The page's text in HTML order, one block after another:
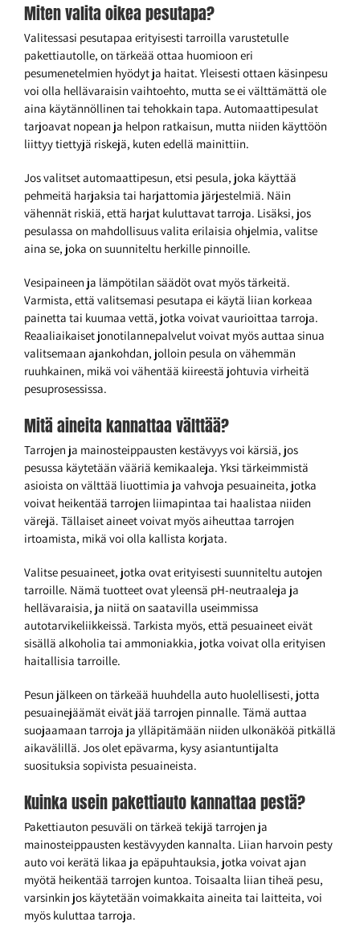
Miten valita oikea pesutapa?
Valitessasi pesutapaa erityisesti tarroilla varustetulle
pakettiautolle, on tärkeää ottaa huomioon eri
pesumenetelmien hyödyt ja haitat. Yleisesti ottaen käsinpesu
voi olla hellävaraisin vaihtoehto, mutta se ei välttämättä ole
aina käytännöllinen tai tehokkain tapa. Automaattipesulat
tarjoavat nopean ja helpon ratkaisun, mutta niiden käyttöön
liittyy tiettyjä riskejä, kuten edellä mainittiin.
Jos valitset automaattipesun, etsi pesula, joka käyttää
pehmeitä harjaksia tai harjattomia järjestelmiä. Näin
vähennät riskiä, että harjat kuluttavat tarroja. Lisäksi, jos
pesulassa on mahdollisuus valita erilaisia ohjelmia, valitse
aina se, joka on suunniteltu herkille pinnoille.
Vesipaineen ja lämpötilan säädöt ovat myös tärkeitä.
Varmista, että valitsemasi pesutapa ei käytä liian korkeaa
painetta tai kuumaa vettä, jotka voivat vaurioittaa tarroja.
Reaaliaikaiset jonotilannepalvelut voivat myös auttaa sinua
valitsemaan ajankohdan, jolloin pesula on vähemmän
ruuhkainen, mikä voi vähentää kiireestä johtuvia virheitä
pesuprosessissa.
Mitä aineita kannattaa välttää?
Tarrojen ja mainosteippausten kestävyys voi kärsiä, jos
pesussa käytetään vääriä kemikaaleja. Yksi tärkeimmistä
asioista on välttää liuottimia ja vahvoja pesuaineita, jotka
voivat heikentää tarrojen liimapintaa tai haalistaa niiden
värejä. Tällaiset aineet voivat myös aiheuttaa tarrojen
irtoamista, mikä voi olla kallista korjata.
Valitse pesuaineet, jotka ovat erityisesti suunniteltu autojen
tarroille. Nämä tuotteet ovat yleensä pH-neutraaleja ja
hellävaraisia, ja niitä on saatavilla useimmissa
autotarvikeliikkeissä. Tarkista myös, että pesuaineet eivät
sisällä alkoholia tai ammoniakkia, jotka voivat olla erityisen
haitallisia tarroille.
Pesun jälkeen on tärkeää huuhdella auto huolellisesti, jotta
pesuainejäämät eivät jää tarrojen pinnalle. Tämä auttaa
suojaamaan tarroja ja ylläpitämään niiden ulkonäköä pitkällä
aikavälillä. Jos olet epävarma, kysy asiantuntijalta
suosituksia sopivista pesuaineista.
Kuinka usein pakettiauto kannattaa pestä?
Pakettiauton pesuväli on tärkeä tekijä tarrojen ja
mainosteippausten kestävyyden kannalta. Liian harvoin pesty
auto voi kerätä likaa ja epäpuhtauksia, jotka voivat ajan
myötä heikentää tarrojen kuntoa. Toisaalta liian tiheä pesu,
varsinkin jos käytetään voimakkaita aineita tai laitteita, voi
myös kuluttaa tarroja.